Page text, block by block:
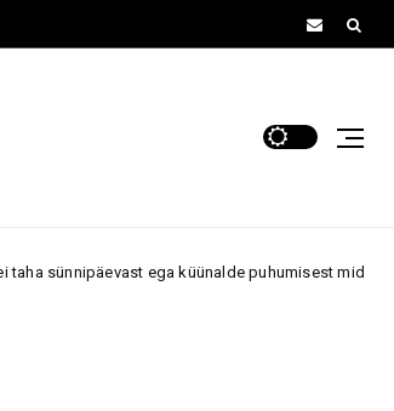
ega küünalde puhumisest midagi kuulda